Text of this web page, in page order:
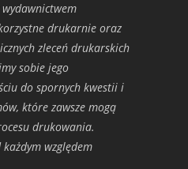
drukarnie oraz
zleceń drukarskich
sobie jego
do spornych kwestii i
które zawsze mogą
drukowania.
względem